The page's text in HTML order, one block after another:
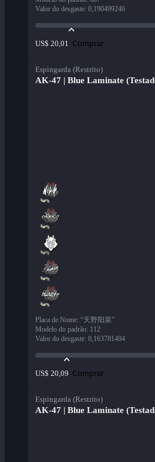
Valor do desgaste: 0,190499246
US$ 20,01 Comprar
Espingarda (Restrito)
AK-47 | Blue Laminate
Placa de Nome: “天野阳菜”
Modelo do padrão: 112
Valor do desgaste: 0,163781404
US$ 20,09 Comprar
Espingarda (Restrito)
AK-47 | Blue Laminate